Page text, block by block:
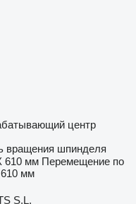
центр
вращения шпинделя
610 мм Перемещение по
610 мм
S.L,